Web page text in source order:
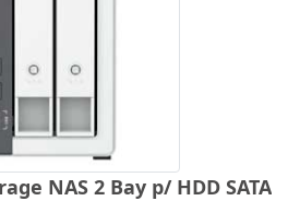
NAS 2 Bay p/ HDD SATA